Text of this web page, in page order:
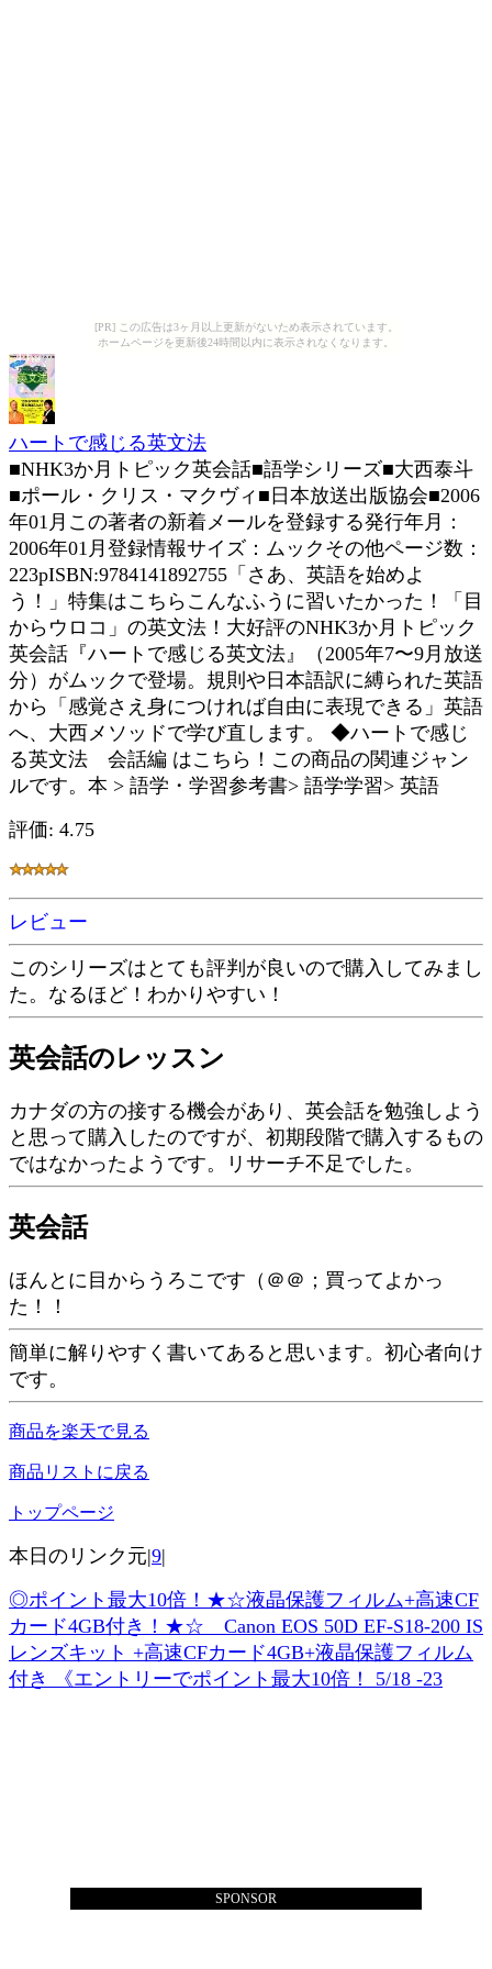
[PR] この広告は3ヶ月以上更新がないため表示されています。
ホームページを更新後24時間以内に表示されなくなります。
ハートで感じる英文法
■NHK3か月トピック英会話■語学シリーズ■大西泰斗
■ポール・クリス・マクヴィ■日本放送出版協会■2006
年01月この著者の新着メールを登録する発行年月：
2006年01月登録情報サイズ：ムックその他ページ数：
223pISBN:9784141892755「さあ、英語を始めよ
う！」特集はこちらこんなふうに習いたかった！「目
からウロコ」の英文法！大好評のNHK3か月トピック
英会話『ハートで感じる英文法』（2005年7〜9月放送
分）がムックで登場。規則や日本語訳に縛られた英語
から「感覚さえ身につければ自由に表現できる」英語
へ、大西メソッドで学び直します。 ◆ハートで感じ
る英文法 会話編 はこちら！この商品の関連ジャン
ルです。本 > 語学・学習参考書> 語学学習> 英語
評価: 4.75
レビュー
このシリーズはとても評判が良いので購入してみまし
た。なるほど！わかりやすい！
英会話のレッスン
カナダの方の接する機会があり、英会話を勉強しよう
と思って購入したのですが、初期段階で購入するもの
ではなかったようです。リサーチ不足でした。
英会話
ほんとに目からうろこです（＠＠；買ってよかっ
た！！
簡単に解りやすく書いてあると思います。初心者向け
です。
商品を楽天で見る
商品リストに戻る
トップページ
本日のリンク元|9|
◎ポイント最大10倍！★☆液晶保護フィルム+高速CF
カード4GB付き！★☆ Canon EOS 50D EF-S18-200 IS
レンズキット +高速CFカード4GB+液晶保護フィルム
付き 《エントリーでポイント最大10倍！ 5/18 -23
SPONSOR